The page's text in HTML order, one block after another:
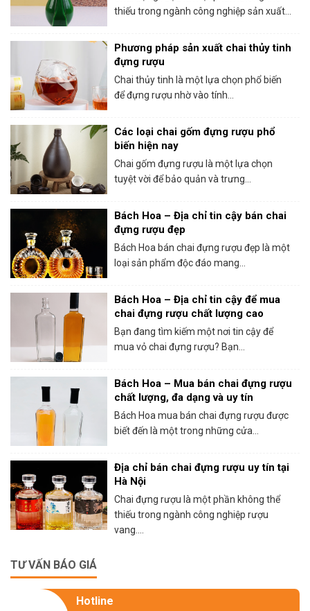
thiếu trong ngành công nghiệp sản xuất...
Phương pháp sản xuất chai thủy tinh
đựng rượu
Chai thủy tinh là một lựa chọn phổ biến
để đựng rượu nhờ vào tính...
Các loại chai gốm đựng rượu phổ
biến hiện nay
Chai gốm đựng rượu là một lựa chọn
tuyệt vời để bảo quản và trưng...
Bách Hoa – Địa chỉ tin cậy bán chai
đựng rượu đẹp
Bách Hoa bán chai đựng rượu đẹp là một
loại sản phẩm độc đáo mang...
Bách Hoa – Địa chỉ tin cậy để mua
chai đựng rượu chất lượng cao
Bạn đang tìm kiếm một nơi tin cậy để
mua vỏ chai đựng rượu? Bạn...
Bách Hoa – Mua bán chai đựng rượu
chất lượng, đa dạng và uy tín
Bách Hoa mua bán chai đựng rượu được
biết đến là một trong những cửa...
Địa chỉ bán chai đựng rượu uy tín tại
Hà Nội
Chai đựng rượu là một phần không thể
thiếu trong ngành công nghiệp rượu
vang....
TƯ VẤN BÁO GIÁ
Hotline